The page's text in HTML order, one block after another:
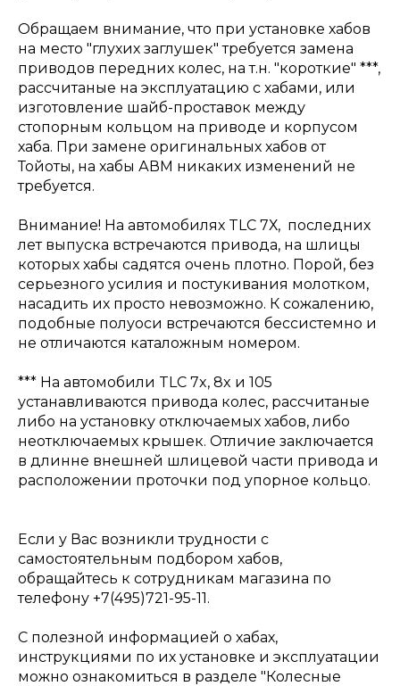
Обращаем внимание, что при установке хабов
на место "глухих заглушек" требуется замена
приводов передних колес, на т.н. "короткие" ***,
рассчитаные на эксплуатацию с хабами, или
изготовление шайб-проставок между
стопорным кольцом на приводе и корпусом
хаба. При замене оригинальных хабов от
Тойоты, на хабы АВМ никаких изменений не
требуется.
Внимание! На автомобилях TLC 7Х, последних
лет выпуска встречаются привода, на шлицы
которых хабы садятся очень плотно. Порой, без
серьезного усилия и постукивания молотком,
насадить их просто невозможно. К сожалению,
подобные полуоси встречаются бессистемно и
не отличаются каталожным номером.
*** На автомобили TLC 7x, 8x и 105
устанавливаются привода колес, рассчитаные
либо на установку отключаемых хабов, либо
неотключаемых крышек. Отличие заключается
в длинне внешней шлицевой части привода и
расположении проточки под упорное кольцо.
Если у Вас возникли трудности с
самостоятельным подбором хабов,
обращайтесь к сотрудникам магазина по
телефону +7(495)721-95-11.
С полезной информацией о хабах,
инструкциями по их установке и эксплуатации
можно ознакомиться в разделе "Колесные